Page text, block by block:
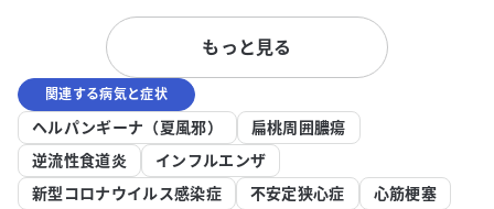
か心配です。他の医師の意見も聞いてみた
いと考えています。 この状況でどのように
対処すれば良いのか、アドバイスをいただ
けると助かります。併用についての安全性
や、症状を和らげるための方法について教
えていただければ幸いです。
がり、帰宅
応しました
もっと見る
関連する病気と症状
ヘルパンギーナ（夏風邪）
扁桃周囲膿瘍
逆流性食道炎
インフルエンザ
新型コロナウイルス感染症
不安定狭心症
心筋梗塞